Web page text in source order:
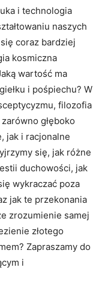
i technologia
naszych
coraz bardziej
‍kosmiczna
wartość ma
i pośpiechu? W
filozofia
głęboko
jak i⁢ racjonalne
się, jak różne
duchowości, jak
wykraczać poza
jak te przekonania
zrozumienie​ samej
⁤złotego
Zapraszamy do
i